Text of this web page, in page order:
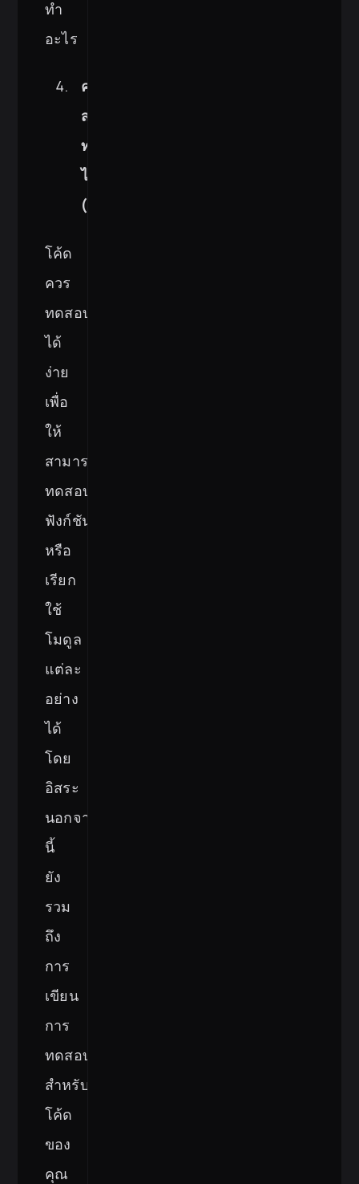
ทำ
อะไร
ความ
สามารถ
ทดสอบ
ได้
(Testability)
โค้ด
ควร
ทดสอบ
ได้
ง่าย
เพื่อ
ให้
สามารถ
ทดสอบ
ฟังก์ชัน
หรือ
เรียก
ใช้
โมดูล
แต่ละ
อย่าง
ได้
โดย
อิสระ
นอกจาก
นี้
ยัง
รวม
ถึง
การ
เขียน
การ
ทดสอบ
สำหรับ
โค้ด
ของ
คุณ